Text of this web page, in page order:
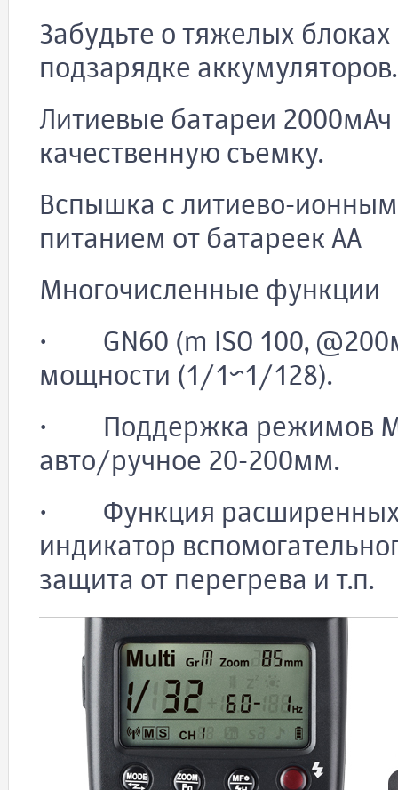
Забудьте о тяжелых
подзарядке аккумуляторов.
Литиевые батареи
качественную съемку.
Вспышка с литиево-
питанием от батареек АА
Многочисленные функции
· GN60 (m ISO 100,
мощности (1/1~1/128).
· Поддержка режимов
авто/ручное 20-200мм.
· Функция расширенных
индикатор
защита от перегрева и т.п.